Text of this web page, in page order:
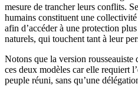
mesure de trancher leurs conflits.
humains constituent une
afin d’accéder à une protection
naturels, qui touchent tant à leur
Notons que la version rousseauiste
ces deux modèles car elle requiert
peuple réuni, sans qu’une